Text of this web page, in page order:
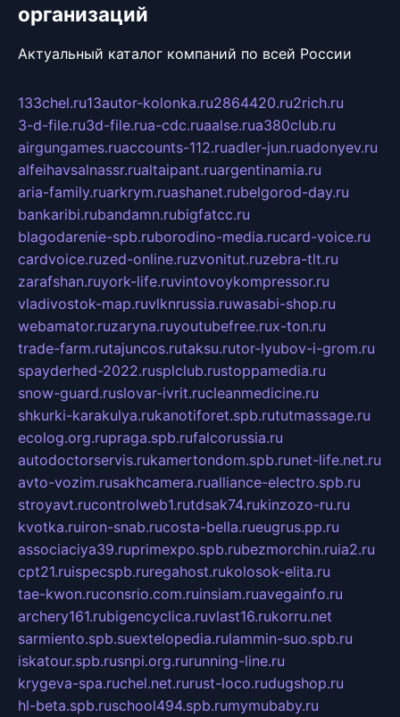
организаций
Актуальный каталог компаний по всей России
133chel.ru13autor-kolonka.ru2864420.ru2rich.ru
3-d-file.ru3d-file.rua-cdc.ruaalse.rua380club.ru
airgungames.ruaccounts-112.ruadler-jun.ruadonyev.ru
alfeihavsalnassr.rualtaipant.ruargentinamia.ru
aria-family.ruarkrym.ruashanet.rubelgorod-day.ru
bankaribi.rubandamn.rubigfatcc.ru
blagodarenie-spb.ruborodino-media.rucard-voice.ru
cardvoice.ruzed-online.ruzvonitut.ruzebra-tlt.ru
zarafshan.ruyork-life.ruvintovoykompressor.ru
vladivostok-map.ruvlknrussia.ruwasabi-shop.ru
webamator.ruzaryna.ruyoutubefree.rux-ton.ru
trade-farm.rutajuncos.rutaksu.rutor-lyubov-i-grom.ru
spayderhed-2022.rusplclub.rustoppamedia.ru
snow-guard.ruslovar-ivrit.rucleanmedicine.ru
shkurki-karakulya.rukanotiforet.spb.rututmassage.ru
ecolog.org.rupraga.spb.rufalcorussia.ru
autodoctorservis.rukamertondom.spb.runet-life.net.ru
avto-vozim.rusakhcamera.rualliance-electro.spb.ru
stroyavt.rucontrolweb1.rutdsak74.rukinzozo-ru.ru
kvotka.ruiron-snab.rucosta-bella.rueugrus.pp.ru
associaciya39.ruprimexpo.spb.rubezmorchin.ruia2.ru
cpt21.ruispecspb.ruregahost.rukolosok-elita.ru
tae-kwon.ruconsrio.com.ruinsiam.ruavegainfo.ru
archery161.rubigencyclica.ruvlast16.rukorru.net
sarmiento.spb.suextelopedia.rulammin-suo.spb.ru
iskatour.spb.rusnpi.org.rurunning-line.ru
krygeva-spa.ruchel.net.rurust-loco.rudugshop.ru
hl-beta.spb.ruschool494.spb.rumymubaby.ru